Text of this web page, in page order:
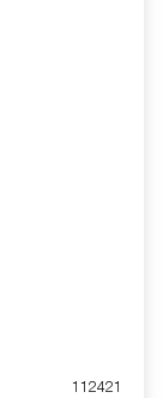
112421